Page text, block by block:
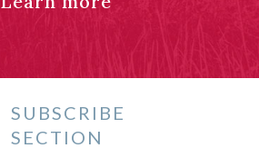
SUBSCRIBE
SECTION